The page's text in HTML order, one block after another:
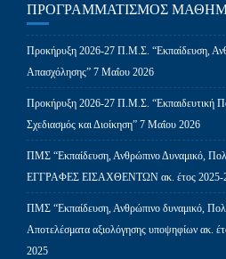
ΠΡΟΓΡΑΜΜΑΤΙΣΜΌΣ
Προκήρυξη 2026-27 Π.Μ.Σ. “Εκπαίδευση,
Απασχόλησης” 7 Μαΐου 2026
Προκήρυξη 2026-27 Π.Μ.Σ. “Εκπαιδευτική
Σχεδιασμός και Διοίκηση” 7 Μαΐου 2026
ΠΜΣ “Εκπαίδευση, Ανθρώπινο Δυναμικό,
ΕΓΓΡΑΦΕΣ ΕΙΣΑΧΘΕΝΤΩΝ ακ. έτος 2025-
ΠΜΣ “Εκπαίδευση, Ανθρώπινο δυναμικό,
Αποτελέσματα αξιολόγησης υποψηφίων ακ.
2025